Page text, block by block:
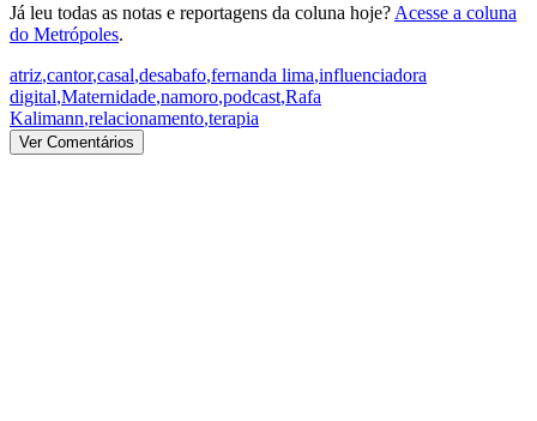
Já leu todas as notas e reportagens da coluna hoje? Acesse a coluna
do Metrópoles.
atriz,cantor,casal,desabafo,fernanda lima,influenciadora
digital,Maternidade,namoro,podcast,Rafa
Kalimann,relacionamento,terapia
Ver Comentários